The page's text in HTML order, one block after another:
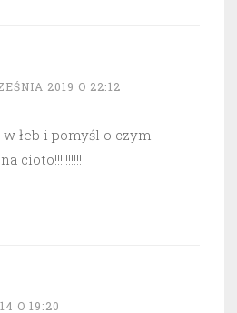
2019 O 22:12
łeb i pomyśl o czym
cioto!!!!!!!!!!
O 19:20